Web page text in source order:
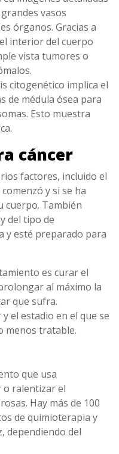
vasos
órganos. Gracias a
interior del cuerpo
vista tumores o
citogenético implica el
de médula ósea para
Esto muestra
cáncer
factores, incluido el
y si se ha
cuerpo. También
del tipo de
y esté preparado para
es curar el
al máximo la
que sufra.
el estadio en el que se
menos tratable.
que usa
o ralentizar el
Hay más de 100
de quimioterapia y
dependiendo del